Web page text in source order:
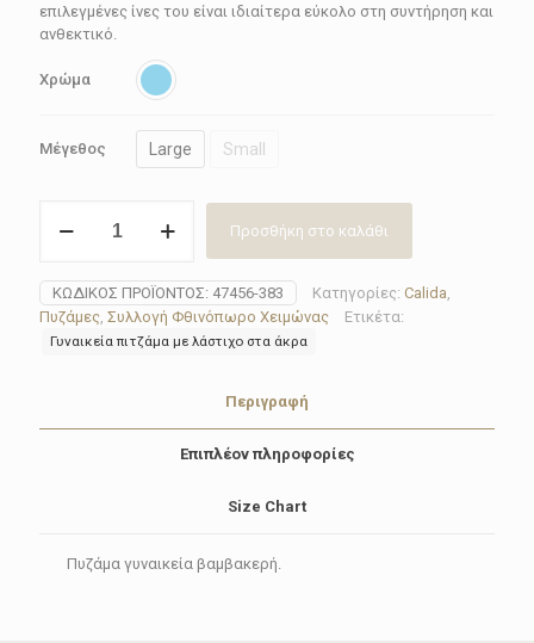
επιλεγμένες ίνες του είναι ιδιαίτερα εύκολο στη συντήρηση και
ανθεκτικό.
Χρώμα
Μέγεθος Large Small
γυναικεία
47456-
383
LOVELY
NIGHTS
Προσθήκη στο καλάθι
ΚΩΔΙΚΌΣ ΠΡΟΪΌΝΤΟΣ: 47456-383 Κατηγορίες: Calida
Πυζάμες Συλλογή Φθινόπωρο Χειμώνας Ετικέτα:
Γυναικεία πιτζάμα με λάστιχο στα άκρα
Περιγραφή
Επιπλέον πληροφορίες
Size Chart
Πυζάμα γυναικεία βαμβακερή.